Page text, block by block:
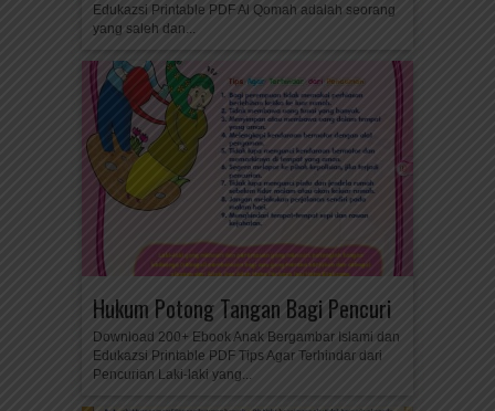
Edukazsi Printable PDF Al Qomah adalah seorang
yang saleh dan...
Hukum Potong Tangan Bagi Pencuri
Download 200+ Ebook Anak Bergambar Islami dan
Edukazsi Printable PDF Tips Agar Terhindar dari
Pencurian Laki-laki yang...